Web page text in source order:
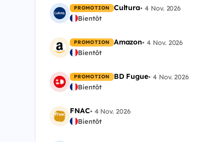
PROMOTION Cultura•4 Nov. 2026
Bientôt
PROMOTION Amazon•4 Nov. 2026
Bientôt
PROMOTION BD Fugue• 4 Nov. 2026
Bientôt
FNAC• 4 Nov. 2026
Bientôt